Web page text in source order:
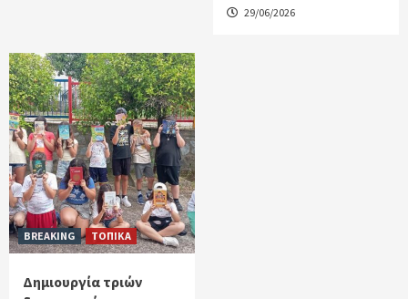
29/06/2026
BREAKING ΤΟΠΙΚΑ
Δημιουργία τριών